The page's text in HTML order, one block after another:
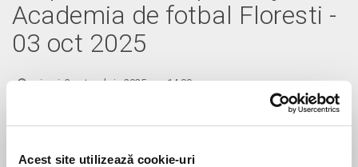
Acest site utilizează cookie-uri
Academia de fotbal Floresti -
03 oct 2025
vineri, 3 octombrie 2025 ora 14:00
Aceste bilete sunt virtuale și reprezintă o modalitate de susținere a